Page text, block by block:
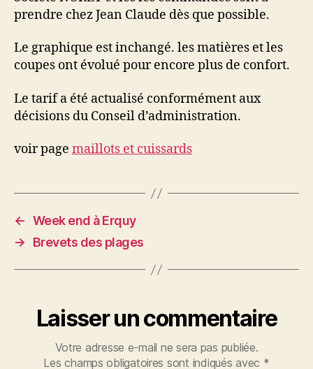
prendre chez Jean Claude dès que possible.
Le graphique est inchangé. les matières et les
coupes ont évolué pour encore plus de confort.
Le tarif a été actualisé conformément aux
décisions du Conseil d’administration.
voir page maillots et cuissards
← Week end à Erquy
→
Brevets des plages
Laisser un commentaire
Votre adresse e-mail ne sera pas publiée.
Les champs obligatoires sont indiqués avec *